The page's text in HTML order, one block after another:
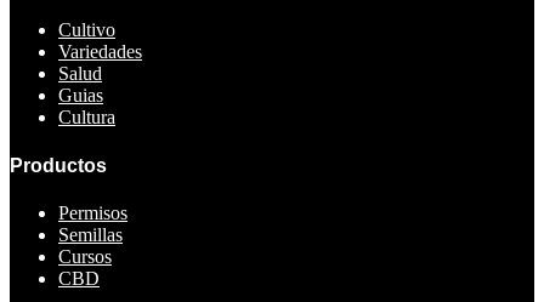
Cultivo
Variedades
Salud
Guias
Cultura
Productos
Permisos
Semillas
Cursos
CBD